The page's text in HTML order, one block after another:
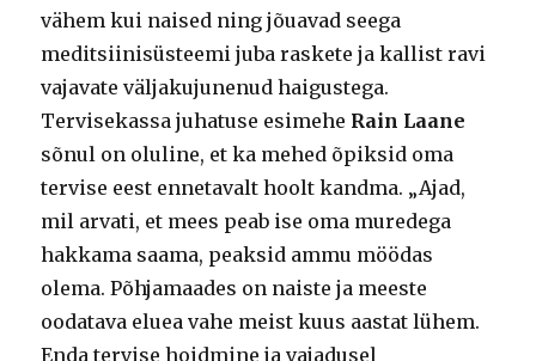
vähem kui naised ning jõuavad seega
meditsiinisüsteemi juba raskete ja kallist ravi
vajavate väljakujunenud haigustega.
Tervisekassa juhatuse esimehe Rain Laane
sõnul on oluline, et ka mehed õpiksid oma
tervise eest ennetavalt hoolt kandma. „Ajad,
mil arvati, et mees peab ise oma muredega
hakkama saama, peaksid ammu möödas
olema. Põhjamaades on naiste ja meeste
oodatava eluea vahe meist kuus aastat lühem.
Enda tervise hoidmine ja vajadusel